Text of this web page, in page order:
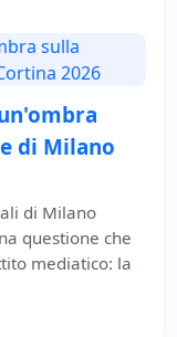
di Milano
di Milano
questione che
mediatico: la